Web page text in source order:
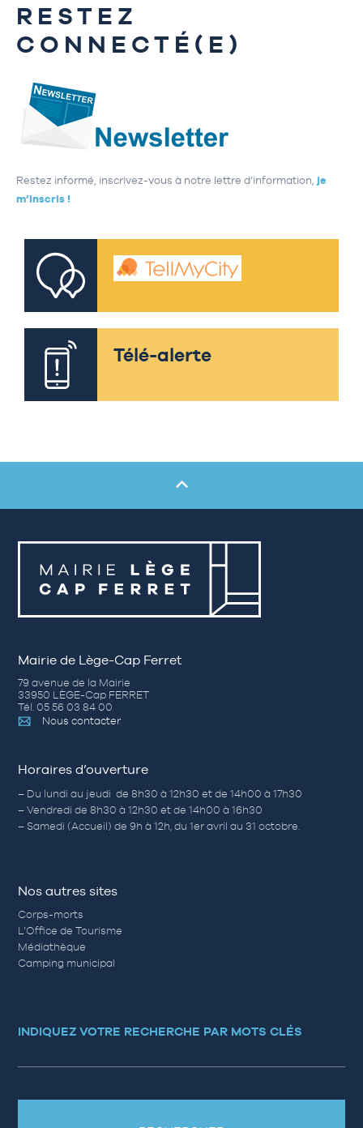
RESTEZ
CONNECTÉ(E)
Restez informé, inscrivez-vous à notre lettre d’information, je
m’inscris !
Télé-alerte
Mairie de Lège-Cap Ferret
79 avenue de la Mairie
33950 LÈGE-Cap FERRET
Tél. 05 56 03 84 00
Nous contacter
Horaires d’ouverture
– Du lundi au jeudi de 8h30 à 12h30 et de 14h00 à 17h30
– Vendredi de 8h30 à 12h30 et de 14h00 à 16h30
– Samedi (Accueil) de 9h à 12h, du 1er avril au 31 octobre.
Nos autres sites
Corps-morts
L’Office de Tourisme
Médiathèque
Camping municipal
INDIQUEZ VOTRE RECHERCHE PAR MOTS CLÉS